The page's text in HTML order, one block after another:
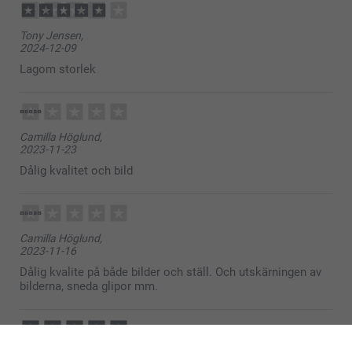
14:39
Hej Thomas,
Stort tack för ⭐️⭐️⭐️⭐️ och omdöme, kul att du är nöjd
med ditt pennställ, det är så trevligt att kunna ha en
ställ med egen design/bild framme och njuta av den
Tony Jensen,
2024-12-09
Lagom storlek
Camilla Höglund,
2023-11-23
Dålig kvalitet och bild
Camilla Höglund,
2023-11-16
Dålig kvalite på både bilder och ställ. Och utskärningen av
bilderna, sneda glipor mm.